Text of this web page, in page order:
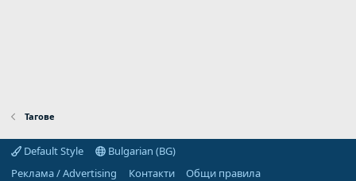
Тагове
Default Style
Bulgarian (BG)
Реклама / Advertising
Контакти
Общи правила